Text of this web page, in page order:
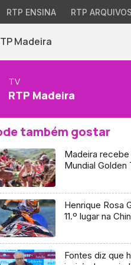
RTP ENSINA RTP ARQUIVOS
Madeira
TV
RTP Madeira
também gostar
Madeira
Mundial Golden
Henrique Rosa
11.º lugar na
Fontes diz que